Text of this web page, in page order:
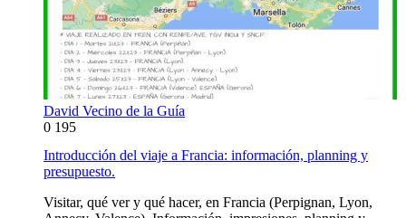
David Vecino de la Guía
0 195
Introducción del viaje a Francia: información, planning y
presupuesto.
Visitar, qué ver y qué hacer, en Francia (Perpignan, Lyon,